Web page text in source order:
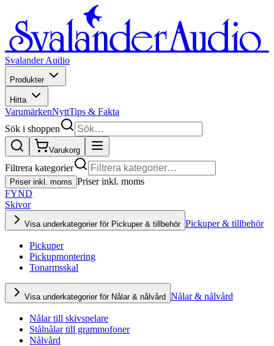
Svalander Audio
Produkter
Hitta
VarumärkenNyttTips & Fakta
Sök i shoppen
Varukorg
Filtrera kategorier
Priser inkl. moms Priser inkl. moms
FYND
Skivor
Visa underkategorier för Pickuper & tillbehör Pickuper & tillbehör
Pickuper
Pickupmontering
Tonarmsskal
Visa underkategorier för Nålar & nålvård Nålar & nålvård
Nålar till skivspelare
Stålnålar till grammofoner
Nålvård